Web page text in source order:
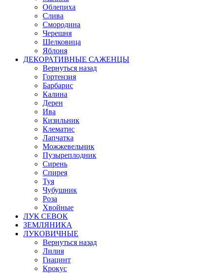
Облепиха
Слива
Смородина
Черешня
Шелковица
Яблоня
ДЕКОРАТИВНЫЕ САЖЕНЦЫ
Вернуться назад
Гортензия
Барбарис
Калина
Дерен
Ива
Кизильник
Клематис
Лапчатка
Можжевельник
Пузыреплодник
Сирень
Спирея
Туя
Чубушник
Роза
Хвойные
ЛУК СЕВОК
ЗЕМЛЯНИКА
ЛУКОВИЧНЫЕ
Вернуться назад
Лилия
Гиацинт
Крокус